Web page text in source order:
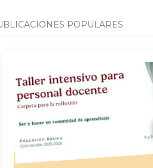
POPULARES